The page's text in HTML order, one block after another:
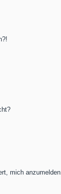
mich anzumelden.